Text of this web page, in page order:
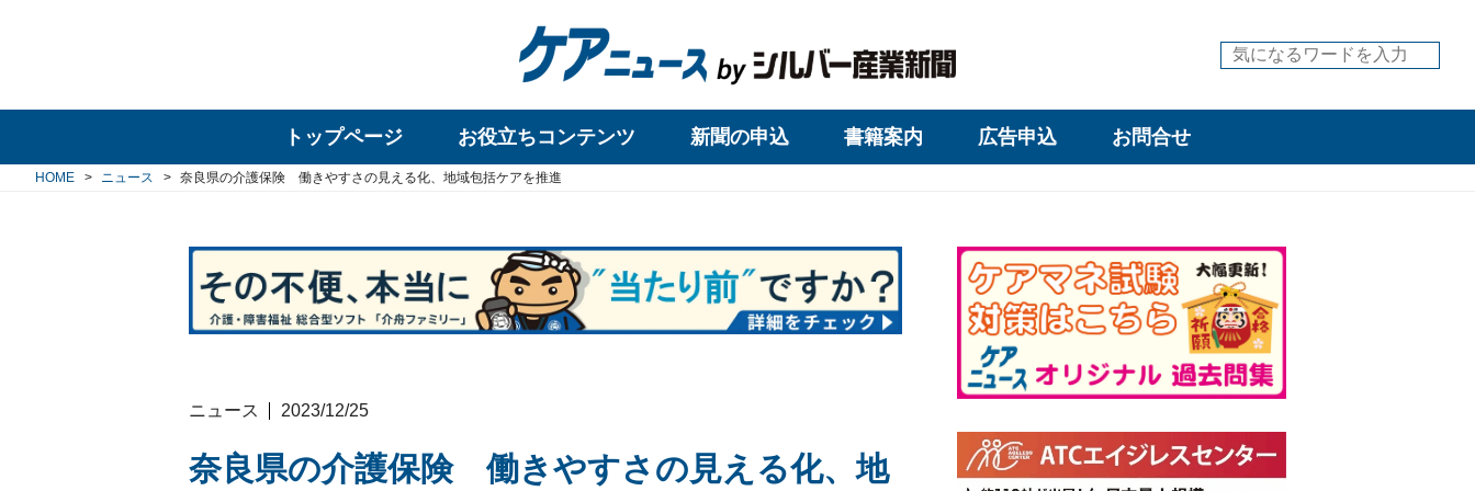
トップページ お役立ちコンテンツ 新聞の申込 書籍案内 広告申込 お問合せ
HOME ニュース 奈良県の介護保険 働きやすさの見える化、地域包括ケアを推進
ニュース 2023/12/25
奈良県の介護保険 働きやすさの見える化、地